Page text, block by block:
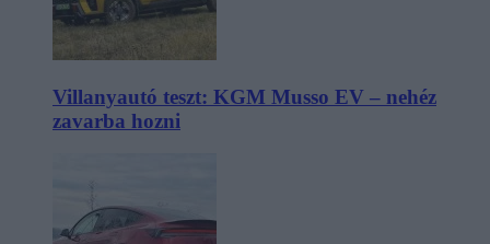
Villanyautó teszt: KGM Musso EV – nehéz
zavarba hozni